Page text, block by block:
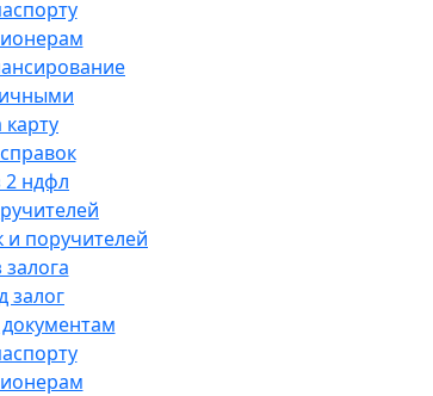
карту
2 ндфл
и поручителей
залога
залог